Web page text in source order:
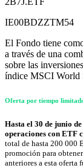
IE00BDZZTM54
El Fondo tiene
a través de una
sobre las
índice MSCI World
Oferta por tiempo
Hasta el 30 de junio
operaciones con ETF
total de hasta 200 000
promoción para
anteriores a esta oferta